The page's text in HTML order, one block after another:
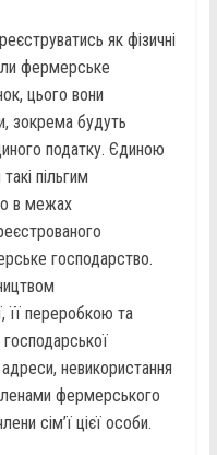
як фізичні
фермерське
цього вони
зокрема будуть
податку. Єдиною
пільгим
в межах
господарство.
її переробкою та
невикористання
фермерського
сім’ї цієї особи.